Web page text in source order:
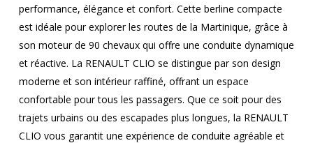
performance, élégance et confort. Cette berline compacte
est idéale pour explorer les routes de la Martinique, grâce à
son moteur de 90 chevaux qui offre une conduite dynamique
et réactive. La RENAULT CLIO se distingue par son design
moderne et son intérieur raffiné, offrant un espace
confortable pour tous les passagers. Que ce soit pour des
trajets urbains ou des escapades plus longues, la RENAULT
CLIO vous garantit une expérience de conduite agréable et